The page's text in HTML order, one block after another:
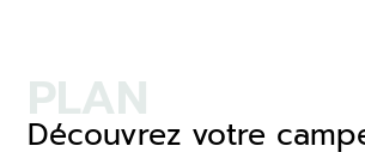
PLAN
Découvrez votre